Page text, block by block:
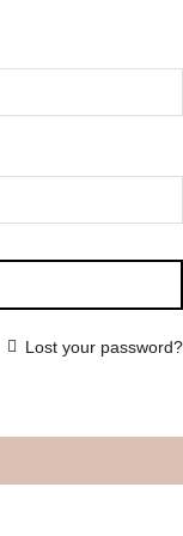
Lost your password?